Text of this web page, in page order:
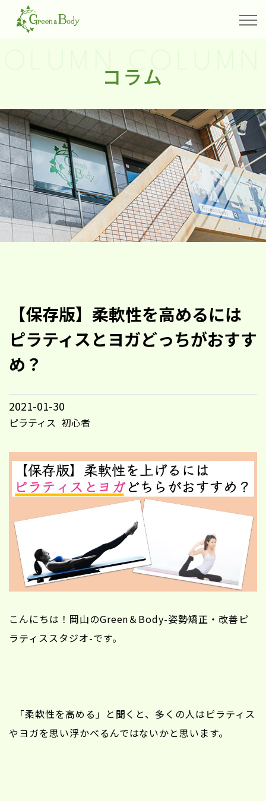
コラム
【保存版】柔軟性を高めるには
ピラティスとヨガどっちがおすす
め？
2021-01-30
ピラティス 初心者
こんにちは！岡山のGreen＆Body-姿勢矯正・改善ピ
ラティススタジオ-です。
「柔軟性を高める」と聞くと、多くの人はピラティス
やヨガを思い浮かべるんではないかと思います。